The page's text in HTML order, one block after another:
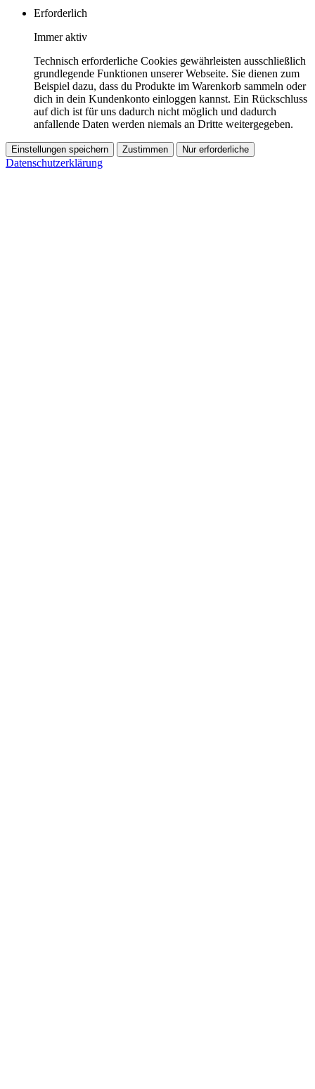
Erforderlich
Immer aktiv
Technisch erforderliche Cookies gewährleisten ausschließlich
grundlegende Funktionen unserer Webseite. Sie dienen zum
Beispiel dazu, dass du Produkte im Warenkorb sammeln oder
dich in dein Kundenkonto einloggen kannst. Ein Rückschluss
auf dich ist für uns dadurch nicht möglich und dadurch
anfallende Daten werden niemals an Dritte weitergegeben.
Einstellungen speichern Zustimmen Nur erforderliche
Datenschutzerklärung